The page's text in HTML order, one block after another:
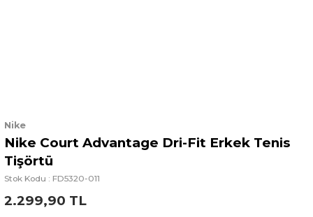
Nike
Nike Court Advantage Dri-Fit Erkek Tenis
Tişörtü
Stok Kodu : FD5320-011
2.299,90 TL